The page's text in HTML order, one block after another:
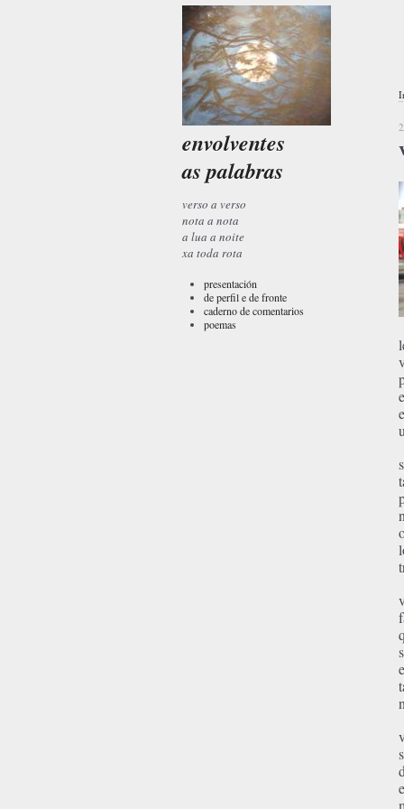
envolventes
as palabras
verso a verso
nota a nota
a lua a noite
xa toda rota
presentación
de perfil e de fronte
caderno de comentarios
poemas